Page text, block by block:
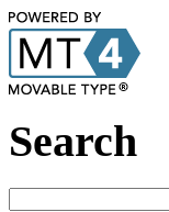
Search